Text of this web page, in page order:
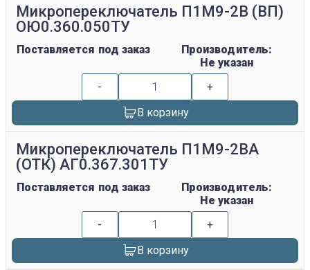
Микропереключатель П1М9-2В (ВП)
ОЮ0.360.050ТУ
Поставляется под заказ
Производитель:
Не указан
-
+
В корзину
Микропереключатель П1М9-2ВА
(ОТК) АГ0.367.301ТУ
Поставляется под заказ
Производитель:
Не указан
-
+
В корзину